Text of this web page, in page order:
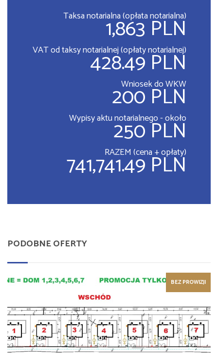
Taksa notarialna (opłata notarialna)
1,863 PLN
VAT od taksy notarialnej (opłaty notarialnej)
428.49 PLN
Wniosek do WKW
200 PLN
Wypisy aktu notarialnego - około
250 PLN
RAZEM (cena + opłaty)
741,741.49 PLN
PODOBNE OFERTY
BEZ PROWIZJI